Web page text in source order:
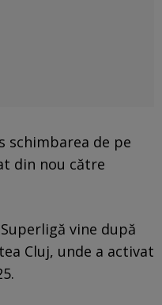
schimbarea de pe
din nou către
vine după
Cluj, unde a activat